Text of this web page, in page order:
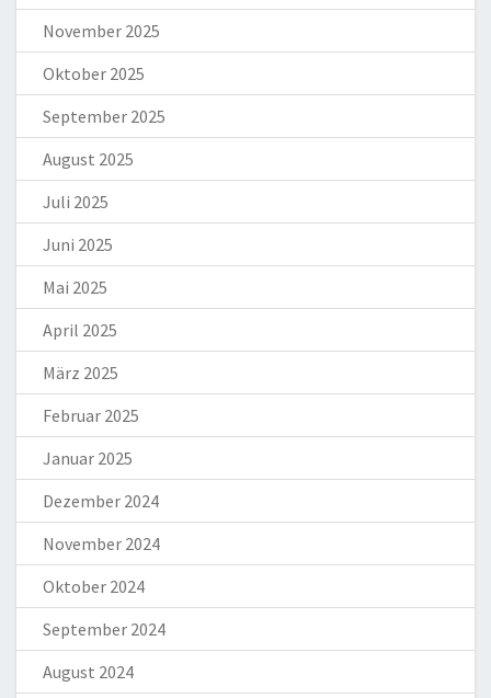
November 2025
Oktober 2025
September 2025
August 2025
Juli 2025
Juni 2025
Mai 2025
April 2025
März 2025
Februar 2025
Januar 2025
Dezember 2024
November 2024
Oktober 2024
September 2024
August 2024